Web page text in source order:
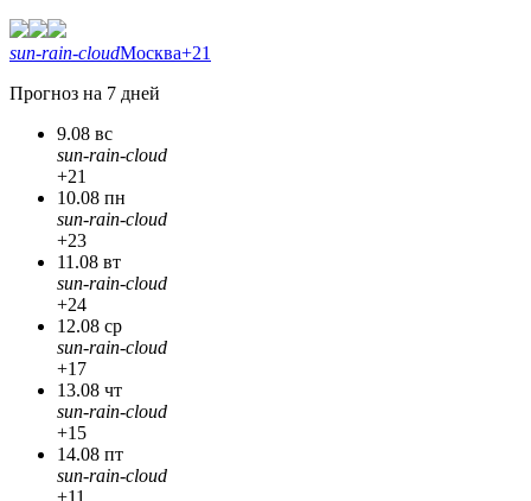
sun-rain-cloudМосква+21
Прогноз на 7 дней
9.08 вс
sun-rain-cloud
+21
10.08 пн
sun-rain-cloud
+23
11.08 вт
sun-rain-cloud
+24
12.08 ср
sun-rain-cloud
+17
13.08 чт
sun-rain-cloud
+15
14.08 пт
sun-rain-cloud
+11